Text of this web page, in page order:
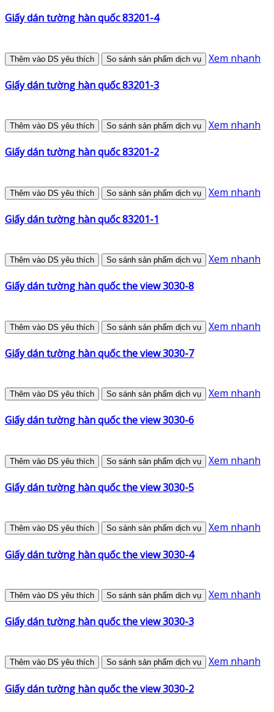
Giấy dán tường hàn quốc 83201-4
Thêm vào DS yêu thích So sánh sản phẩm dịch vụ Xem nhanh
Giấy dán tường hàn quốc 83201-3
Thêm vào DS yêu thích So sánh sản phẩm dịch vụ Xem nhanh
Giấy dán tường hàn quốc 83201-2
Thêm vào DS yêu thích So sánh sản phẩm dịch vụ Xem nhanh
Giấy dán tường hàn quốc 83201-1
Thêm vào DS yêu thích So sánh sản phẩm dịch vụ Xem nhanh
Giấy dán tường hàn quốc the view 3030-8
Thêm vào DS yêu thích So sánh sản phẩm dịch vụ Xem nhanh
Giấy dán tường hàn quốc the view 3030-7
Thêm vào DS yêu thích So sánh sản phẩm dịch vụ Xem nhanh
Giấy dán tường hàn quốc the view 3030-6
Thêm vào DS yêu thích So sánh sản phẩm dịch vụ Xem nhanh
Giấy dán tường hàn quốc the view 3030-5
Thêm vào DS yêu thích So sánh sản phẩm dịch vụ Xem nhanh
Giấy dán tường hàn quốc the view 3030-4
Thêm vào DS yêu thích So sánh sản phẩm dịch vụ Xem nhanh
Giấy dán tường hàn quốc the view 3030-3
Thêm vào DS yêu thích So sánh sản phẩm dịch vụ Xem nhanh
Giấy dán tường hàn quốc the view 3030-2